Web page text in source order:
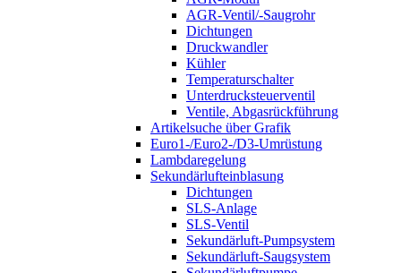
AGR-Ventil/-Saugrohr
Dichtungen
Druckwandler
Kühler
Temperaturschalter
Unterdrucksteuerventil
Ventile, Abgasrückführung
Artikelsuche über Grafik
Euro1-/Euro2-/D3-Umrüstung
Lambdaregelung
Sekundärlufteinblasung
Dichtungen
SLS-Anlage
SLS-Ventil
Sekundärluft-Pumpsystem
Sekundärluft-Saugsystem